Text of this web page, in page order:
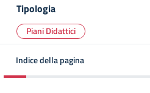
Tipologia
Piani Didattici
Indice della pagina